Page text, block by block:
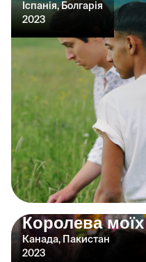
Іспанія, Болгарія
2023
Королева
Канада, Пакистан
2023